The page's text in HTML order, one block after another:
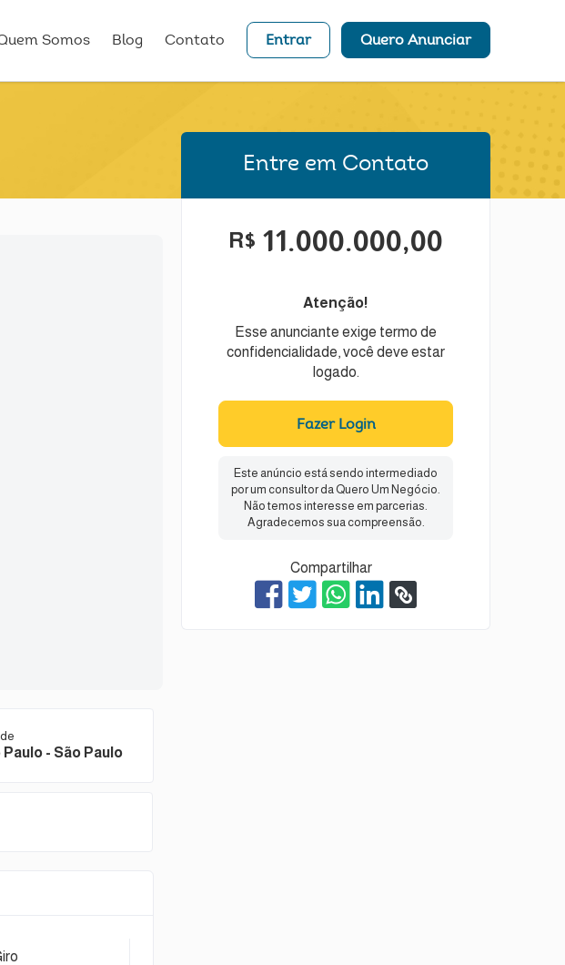
Somos Blog Contato Entrar Quero Anunciar
Paulo - São Paulo
Entre em Contato
R$ 11.000.000,00
Atenção!
Esse anunciante exige termo de
confidencialidade, você deve estar
logado.
Fazer Login
Este anúncio está sendo intermediado
por um consultor da Quero Um Negócio.
Não temos interesse em parcerias.
Agradecemos sua compreensão.
Compartilhar